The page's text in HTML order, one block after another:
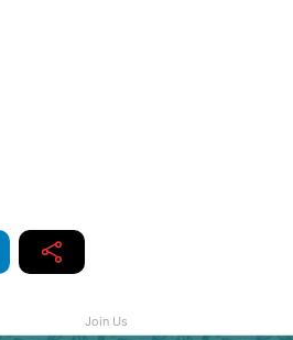
Join Us